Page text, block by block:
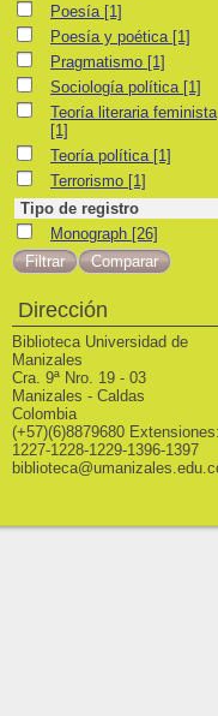
PoesíaPoesía [1]
Poesía y poética
Poesía y poética [1]
Pragmatismo
Pragmatismo [1]
Sociología política
Sociología política [1]
Teoría literaria feminista
Teoría literaria feminista
[1]
Teoría política
Teoría política [1]
Terrorismo
Terrorismo [1]
Tipo de registro
Monograph
Monograph [26]
Dirección
Biblioteca Universidad de
Manizales
Cra. 9ª Nro. 19 - 03
Manizales - Caldas
Colombia
(+57)(6)8879680 Extensiones:
1227-1228-1229-1396-1397